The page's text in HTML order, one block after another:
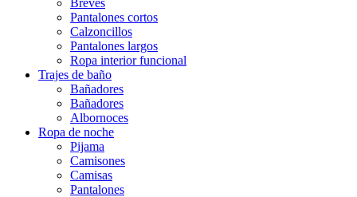
Breves
Pantalones cortos
Calzoncillos
Pantalones largos
Ropa interior funcional
Trajes de baño
Bañadores
Bañadores
Albornoces
Ropa de noche
Pijama
Camisones
Camisas
Pantalones